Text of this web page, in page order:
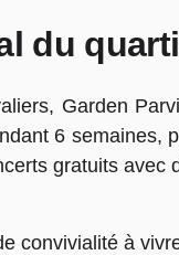
du
Garden
6 semaines,
gratuits
convivialité à